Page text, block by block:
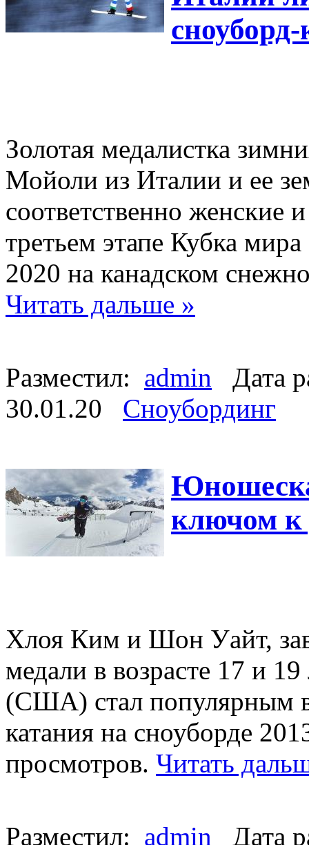
сноуборд-
Золотая медалистка
Мойоли из Италии и ее
соответственно женские
третьем этапе Кубка
2020 на канадском
Читать дальше »
Разместил: admin Дата
30.01.20 Сноубординг
ключом к
Хлоя Ким и Шон Уайт,
медали в возрасте 17 и
(США) стал популярным в
катания на сноуборде
просмотров. Читать
Разместил: admin Дата